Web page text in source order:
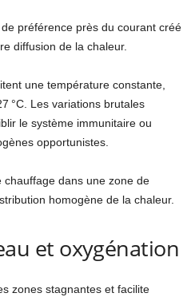
préférence près du courant créé
diffusion de la chaleur.
une température constante,
°C. Les variations brutales
le système immunitaire ou
opportunistes.
dans une zone de
homogène de la chaleur.
et oxygénation
zones stagnantes et facilite